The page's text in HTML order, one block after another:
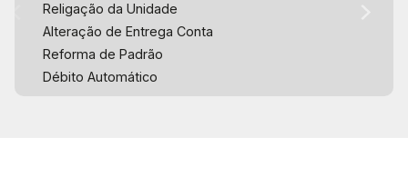
Religação da Unidade
Alteração de Entrega Conta
Reforma de Padrão
Débito Automático